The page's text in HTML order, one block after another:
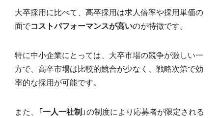
大卒採用に比べて、高卒採用は求人倍率や採用単価の
面でコストパフォーマンスが高いのが特徴です。
特に中小企業にとっては、大卒市場の競争が激しい一
方で、高卒市場は比較的競合が少なく、戦略次第で効
率的な採用が可能です。
また、「一人一社制 」の制度により応募者が限定される